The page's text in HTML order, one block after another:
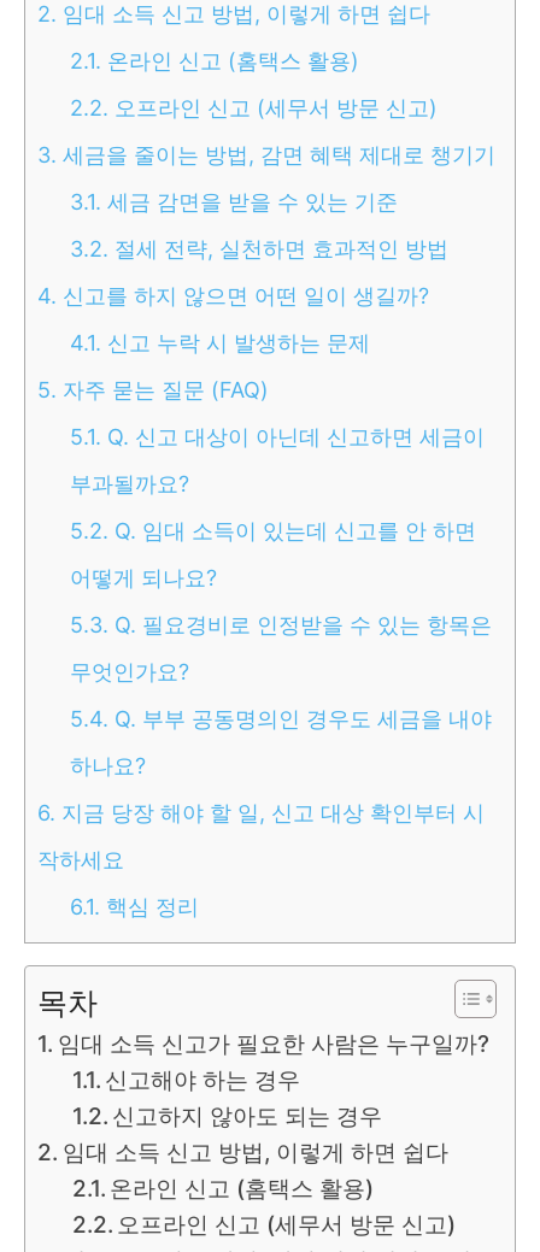
2. 임대 소득 신고 방법, 이렇게 하면 쉽다
2.1. 온라인 신고 (홈택스 활용)
2.2. 오프라인 신고 (세무서 방문 신고)
3. 세금을 줄이는 방법, 감면 혜택 제대로 챙기기
3.1. 세금 감면을 받을 수 있는 기준
3.2. 절세 전략, 실천하면 효과적인 방법
4. 신고를 하지 않으면 어떤 일이 생길까?
4.1. 신고 누락 시 발생하는 문제
5. 자주 묻는 질문 (FAQ)
5.1. Q. 신고 대상이 아닌데 신고하면 세금이
부과될까요?
5.2. Q. 임대 소득이 있는데 신고를 안 하면
어떻게 되나요?
5.3. Q. 필요경비로 인정받을 수 있는 항목은
무엇인가요?
5.4. Q. 부부 공동명의인 경우도 세금을 내야
하나요?
6. 지금 당장 해야 할 일, 신고 대상 확인부터 시
작하세요
6.1. 핵심 정리
목차
임대 소득 신고가 필요한 사람은 누구일까?
신고해야 하는 경우
신고하지 않아도 되는 경우
임대 소득 신고 방법, 이렇게 하면 쉽다
온라인 신고 (홈택스 활용)
오프라인 신고 (세무서 방문 신고)